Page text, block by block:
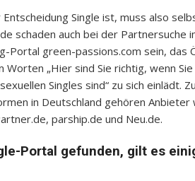
Single ist, muss also
schaden auch bei der Partnersuche
Portal green-passions.com sein, das
„Hier sind Sie richtig, wenn
Singles sind“ zu sich einlädt.
in Deutschland gehören
parship.de und Neu.de.
Portal gefunden, gilt es